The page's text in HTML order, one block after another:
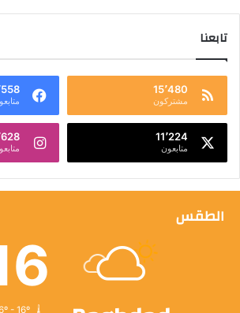
تابعنا
15٬480
مشتركون
11٬224
متابعون
الطقس